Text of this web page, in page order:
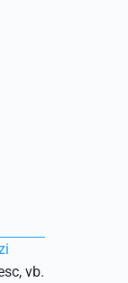
vb.